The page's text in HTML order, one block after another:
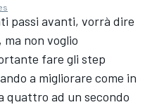
passi avanti, vorrà dire
non voglio
fare gli step
a migliorare come in
quattro ad un secondo